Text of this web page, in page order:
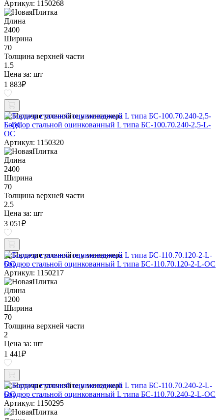
Артикул: 1150268
Длина
2400
Ширина
70
Толщина верхней части
1.5
Цена за: шт
1 883₽
Наличие уточняйте у менеджера
Бордюр стальной оцинкованный L типа БС-100.70.240-2,5-L-
ОС
Артикул: 1150320
Длина
2400
Ширина
70
Толщина верхней части
2.5
Цена за: шт
3 051₽
Наличие уточняйте у менеджера
Бордюр стальной оцинкованный L типа БС-110.70.120-2-L-ОС
Артикул: 1150217
Длина
1200
Ширина
70
Толщина верхней части
2
Цена за: шт
1 441₽
Наличие уточняйте у менеджера
Бордюр стальной оцинкованный L типа БС-110.70.240-2-L-ОС
Артикул: 1150295